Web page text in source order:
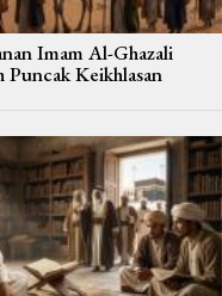
Imam Al-Ghazali
Puncak Keikhlasan